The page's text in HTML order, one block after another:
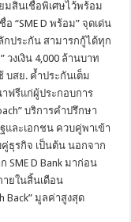
มสินเชื่อพิเศษไว้พร้อม
“SME D พร้อม” จุดเด่น
กประกัน สามารกกู้ได้ทุก
วงเงิน 4,000 ล้านบาท
สย. ค้ำประกันเต็ม
ฟรีแก่ผู้ประกอบการ
บริการคำปรึกษา
ละเอกชน ควบคู่พาเข้า
ธุรกิจ เป็นต้น นอกจาก
SME D Bank มาก่อน
ายในสิ้นเดือน
Back” มูลค่าสูงสุด